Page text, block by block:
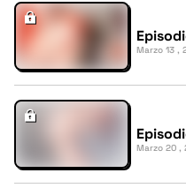
Marzo 13 ,
Marzo 20 ,